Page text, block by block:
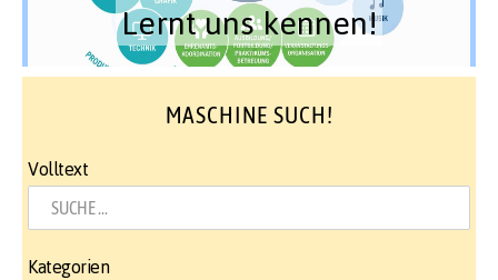
Lernt uns kennen!
MASCHINE SUCH!
Volltext
Kategorien